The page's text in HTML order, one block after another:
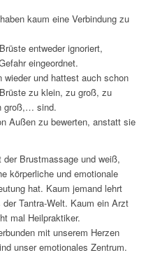
kaum eine Verbindung zu
entweder ignoriert,
eingeordnet.
und hattest auch schon
zu klein, zu groß, zu
groß,… sind.
Außen zu bewerten, anstatt sie
Brustmassage und weiß,
körperliche und emotionale
hat. Kaum jemand lehrt
Tantra-Welt. Kaum ein Arzt
mal Heilpraktiker.
mit unserem Herzen
unser emotionales Zentrum.